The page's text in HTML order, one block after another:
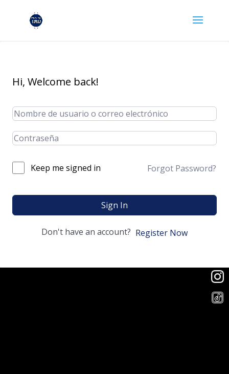
Hi, Welcome back!
Keep me signed in Forgot Password?
Sign In
Don't have an account? Register Now